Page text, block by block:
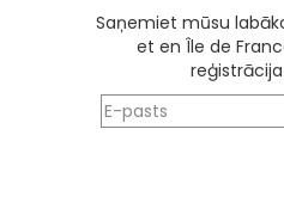
Saņemiet mūsu
et en Île de